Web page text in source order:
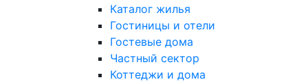
Каталог жилья
Гостиницы и отели
Гостевые дома
Частный сектор
Коттеджи и дома